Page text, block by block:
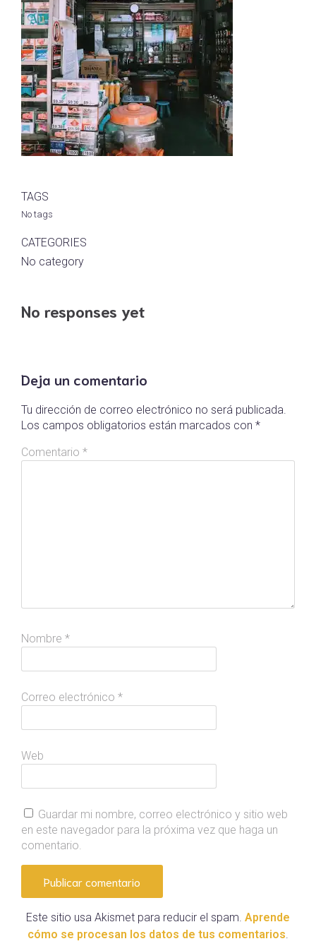
TAGS
No tags
CATEGORIES
No category
No responses yet
Deja un comentario
Tu dirección de correo electrónico no será publicada.
Los campos obligatorios están marcados con *
Comentario *
Nombre *
Correo electrónico *
Web
Guardar mi nombre, correo electrónico y sitio web
en este navegador para la próxima vez que haga un
comentario.
Este sitio usa Akismet para reducir el spam. Aprende
cómo se procesan los datos de tus comentarios